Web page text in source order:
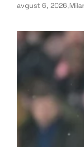
avgust 6, 2026.